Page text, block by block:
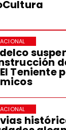
Teniente